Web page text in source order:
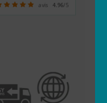
avis 4.96/5